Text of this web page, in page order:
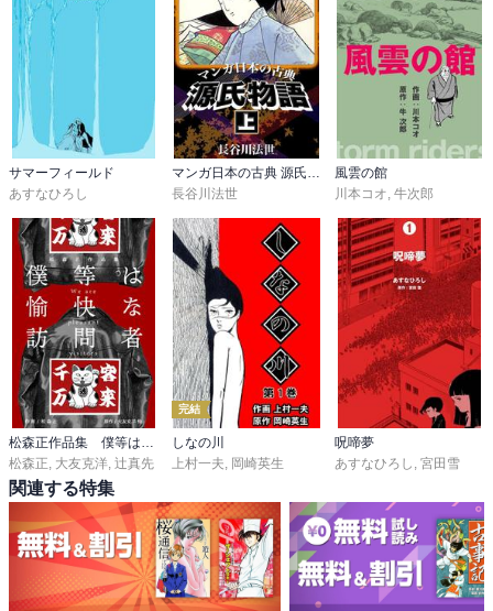
サマーフィールド
あすなひろし
マンガ日本の古典 源氏物語
長谷川法世
風雲の館
川本コオ, 牛次郎
松森正 大友克洋 辻真先
完結
しなの川
上村一夫 岡崎英生
呪啼夢
あすなひろし 宮田雪
関連する特集